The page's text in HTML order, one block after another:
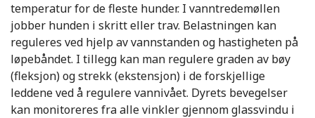
temperatur for de fleste hunder. I vanntredemøllen
jobber hunden i skritt eller trav. Belastningen kan
reguleres ved hjelp av vannstanden og hastigheten på
løpebåndet. I tillegg kan man regulere graden av bøy
(fleksjon) og strekk (ekstensjon) i de forskjellige
leddene ved å regulere vannivået. Dyrets bevegelser
kan monitoreres fra alle vinkler gjennom glassvindu i